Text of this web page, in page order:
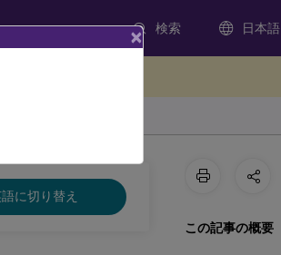
検索 日本語
に切り替え
この記事の概要
×